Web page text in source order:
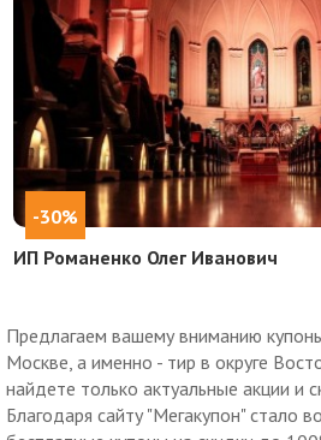
-30%
ИП Романенко Олег Иванович
Предлагаем вашему вниманию
Москве, а именно - тир в округе
найдете только актуальные акции и
Благодаря сайту "Мегакупон" стало